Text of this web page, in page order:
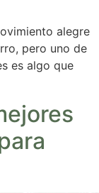
alegre
pero uno de
es algo que